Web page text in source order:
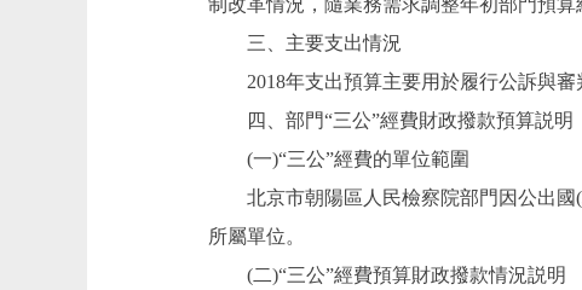
制改革情況，隨業務需求調整年初部門預算
三、主要支出情況
2018年支出預算主要用於履行公訴與審
四、部門“三公”經費財政撥款預算説明
(一)“三公”經費的單位範圍
北京市朝陽區人民檢察院部門因公出國(
所屬單位。
(二)“三公”經費預算財政撥款情況説明